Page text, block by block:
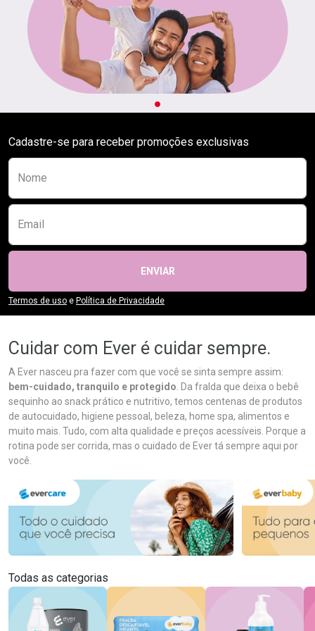
Cadastre-se para receber promoções exclusivas
Preencha o formulário abaixo para se
Nome
Email
ENVIAR
Termos de uso e Política de Privacidade
Cuidar com Ever é cuidar sempre.
A Ever nasceu pra fazer com que você se sinta sempre assim:
bem-cuidado, tranquilo e protegido . Da fralda que deixa o bebê
sequinho ao snack prático e nutritivo, temos centenas de produtos
de autocuidado, higiene pessoal, beleza, home spa, alimentos e
muito mais. Tudo, com alta qualidade e preços acessíveis. Porque a
rotina pode ser corrida, mas o cuidado de Ever tá sempre aqui por
você.
Todas as categorias